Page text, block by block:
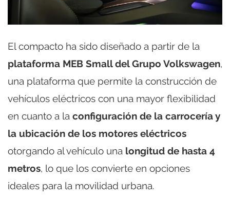
El compacto ha sido diseñado a partir de la
plataforma MEB Small del Grupo Volkswagen,
una plataforma que permite la construcción de
vehículos eléctricos con una mayor flexibilidad
en cuanto a la configuración de la carrocería y
la ubicación de los motores eléctricos
otorgando al vehículo una longitud de hasta 4
metros, lo que los convierte en opciones
ideales para la movilidad urbana.